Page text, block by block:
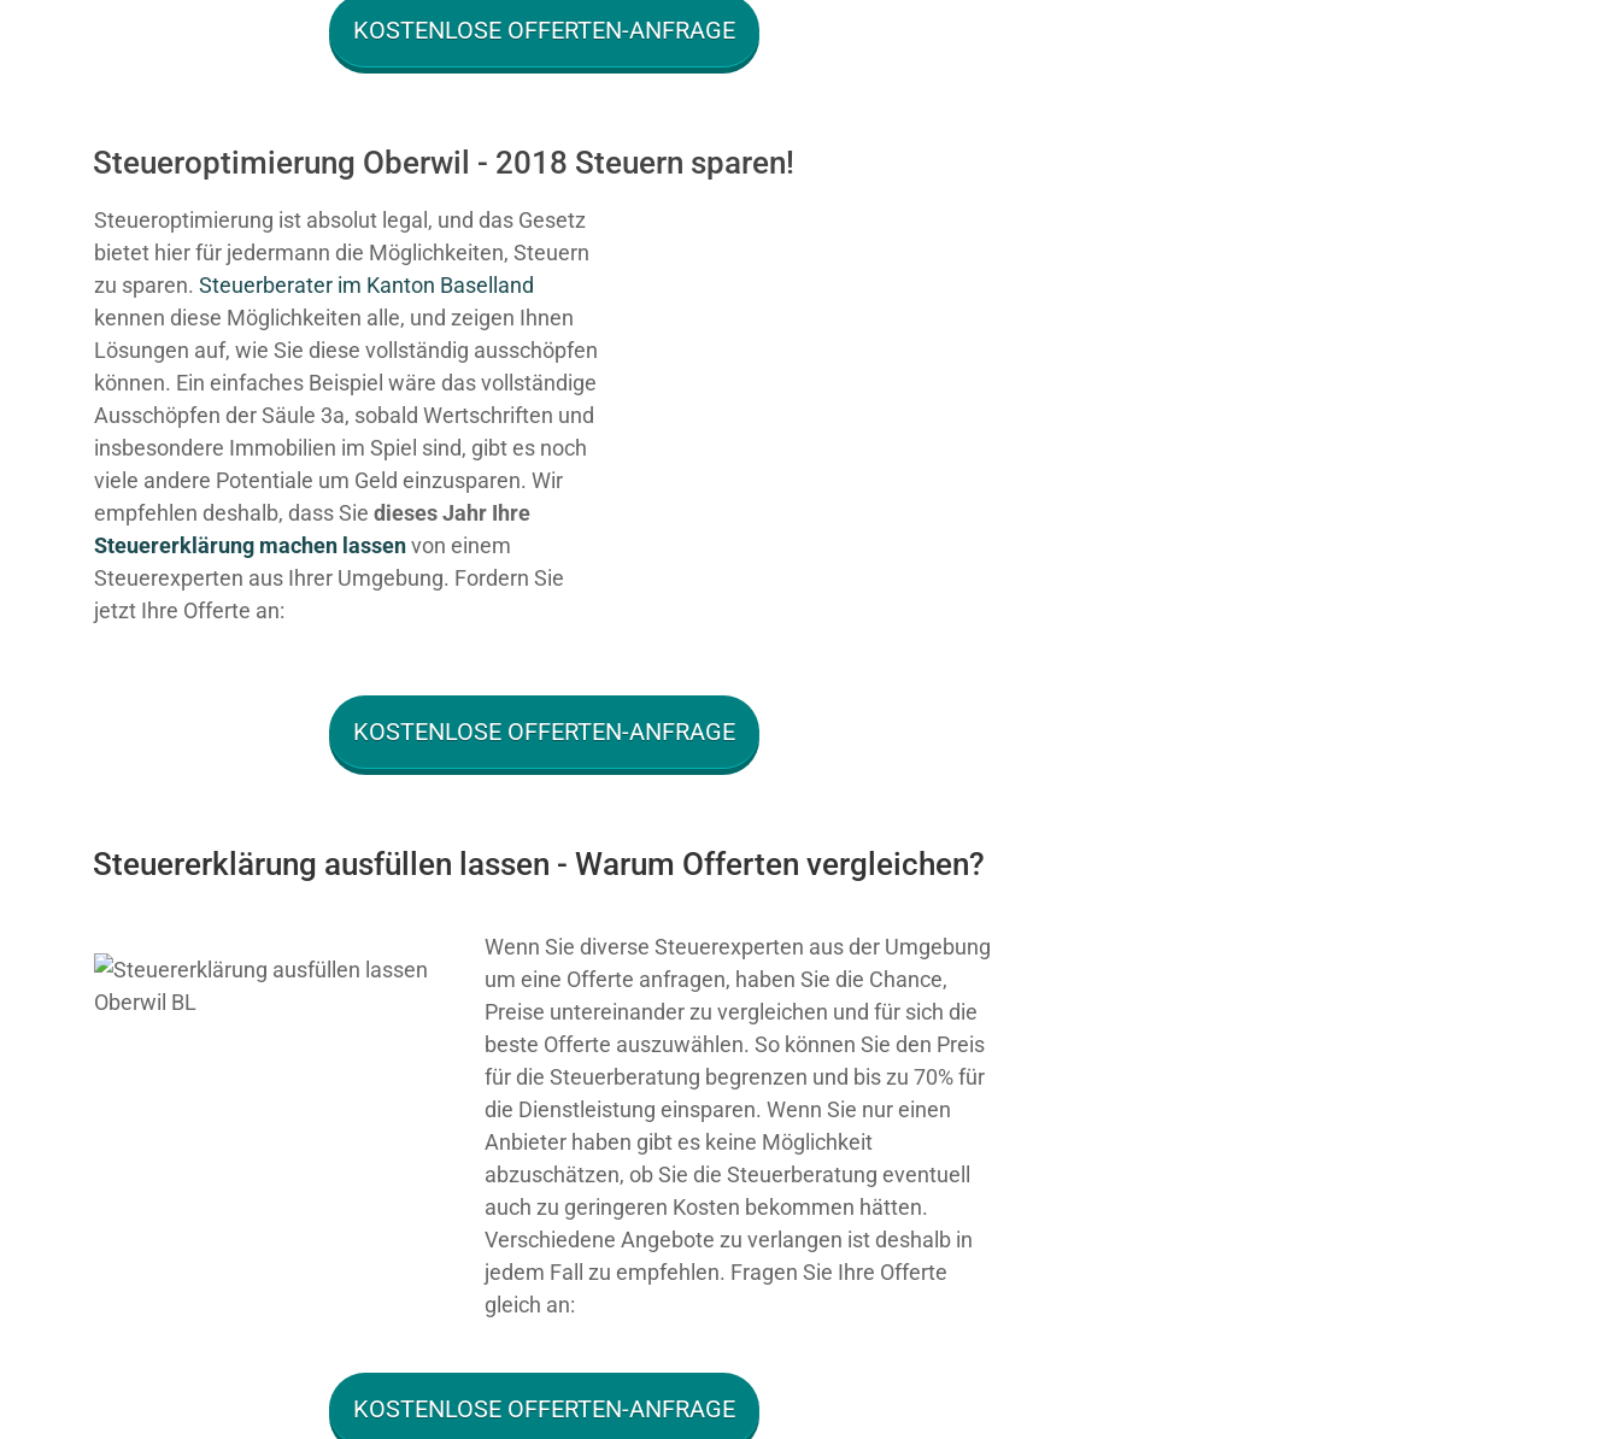
KOSTENLOSE OFFERTEN-ANFRAGE
Steueroptimierung Oberwil - 2018 Steuern sparen!
Steueroptimierung ist absolut legal, und das Gesetz
bietet hier für jedermann die Möglichkeiten, Steuern
zu sparen. Steuerberater im K anton Baselland
kennen diese Möglichkeiten alle, und zeigen Ihnen
Lösungen auf, wie Sie diese vollständig ausschöpfen
können. Ein einfaches Beispiel wäre das vollständige
Ausschöpfen der Säule 3a, sobald Wertschriften und
insbesondere Immobilien im Spiel sind, gibt es noch
viele andere Potentiale um Geld einzusparen. Wir
empfehlen deshalb, dass Sie diesesJahr Ihre
Steuererklärung machen lassenvon einem
Steuerexperten aus Ihrer Umgebung. Fordern Sie
jetzt Ihre Offerte an:
KOSTENLOSE OFFERTEN-ANFRAGE
Steuererklärung ausfüllen lassen - Warum Offerten vergleichen?
Wenn Sie diverse Steuerexperten aus der Umgebung
um eine Offerte anfragen, haben Sie die Chance,
Preise untereinander zu vergleichen und für sich die
beste Offerte auszuwählen. So können Sie den Preis
für die Steuerberatung begrenzen und bis zu 70% für
die Dienstleistung einsparen. Wenn Sie nur einen
Anbieter haben gibt es keine Möglichkeit
abzuschätzen, ob Sie die Steuerberatung eventuell
auch zu geringeren Kosten bekommen hätten.
Verschiedene Angebote zu verlangen ist deshalb in
jedem Fall zu empfehlen. Fragen Sie Ihre Offerte
gleich an:
KOSTENLOSE OFFERTEN-ANFRAGE